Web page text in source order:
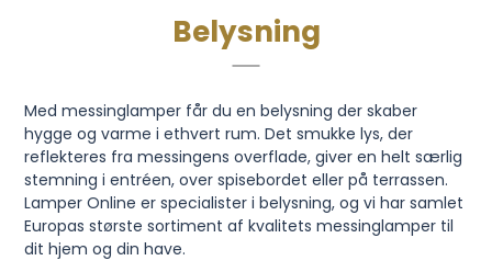
Belysning
Med messinglamper får du en belysning der skaber
hygge og varme i ethvert rum. Det smukke lys, der
reflekteres fra messingens overflade, giver en helt særlig
stemning i entréen, over spisebordet eller på terrassen.
Lamper Online er specialister i belysning, og vi har samlet
Europas største sortiment af kvalitets messinglamper til
dit hjem og din have.